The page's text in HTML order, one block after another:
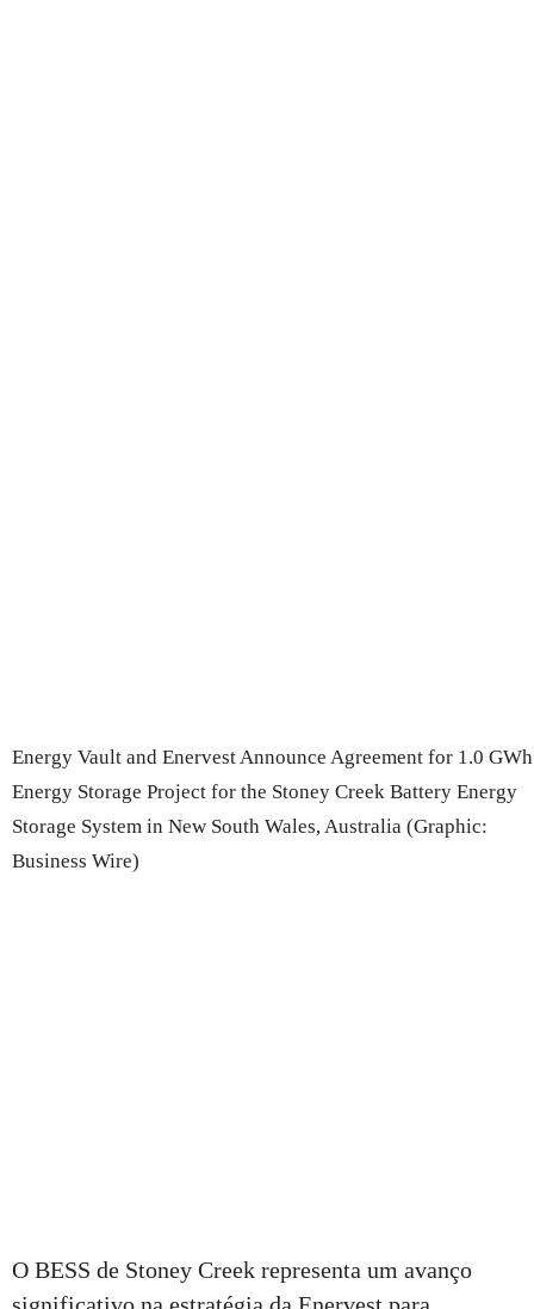
Energy Vault and Enervest Announce Agreement for 1.0 GWh
Energy Storage Project for the Stoney Creek Battery Energy
Storage System in New South Wales, Australia (Graphic:
Business Wire)
O BESS de Stoney Creek representa um avanço
significativo na estratégia da Enervest para